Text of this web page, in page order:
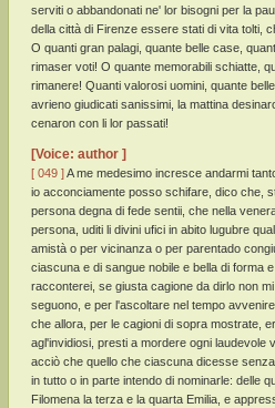
serviti o abbandonati ne' lor bisogni per la
della città di Firenze essere stati di vita tolti,
O quanti gran palagi, quante belle case,
rimaser voti! O quante memorabili schiatte,
rimanere! Quanti valorosi uomini, quante
avrieno giudicati sanissimi, la mattina
cenaron con li lor passati!
[Voice: author ]
[ 049 ]A me medesimo incresce andarmi
io acconciamente posso schifare, dico che,
persona degna di fede sentii, che nella
persona, uditi li divini ufici in abito lugubre
amistà o per vicinanza o per parentado
ciascuna e di sangue nobile e bella di forma
racconterei, se giusta cagione da dirlo non
seguono, e per l'ascoltare nel tempo
che allora, per le cagioni di sopra mostrate,
agl'invidiosi, presti a mordere ogni laudevole
acciò che quello che ciascuna dicesse
in tutto o in parte intendo di nominarle: delle
Filomena la terza e la quarta Emilia, e